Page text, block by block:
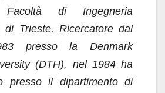
di Ingegneria
di Trieste. Ricercatore dal
presso la Denmark
(DTH), nel 1984 ha
presso il dipartimento di